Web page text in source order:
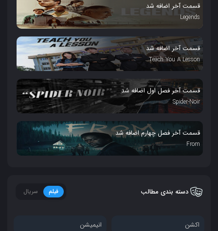
قسمت آخر اضافه شد
Legends
قسمت آخر اضافه شد
Teach You A Lesson
قسمت آخر فصل اول اضافه شد
Spider-Noir
قسمت آخر فصل چهارم اضافه شد
From
دسته بندی مطالب فیلم سریال
اکشن انیمیشن